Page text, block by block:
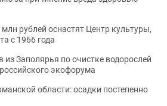
рублей оснастят Центр культуры,
с 1966 года
Заполярья по очистке водорослей
экофорума
области: осадки постепенно